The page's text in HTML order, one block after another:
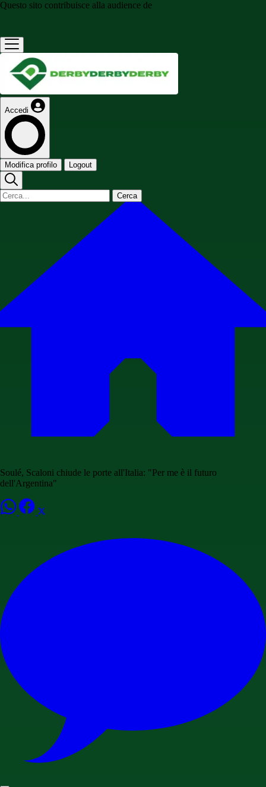
Questo sito contribuisce alla audience de
Accedi
Modifica profilo Logout
Cerca
Soulé, Scaloni chiude le porte all'Italia: "Per me è il futuro
dell'Argentina"